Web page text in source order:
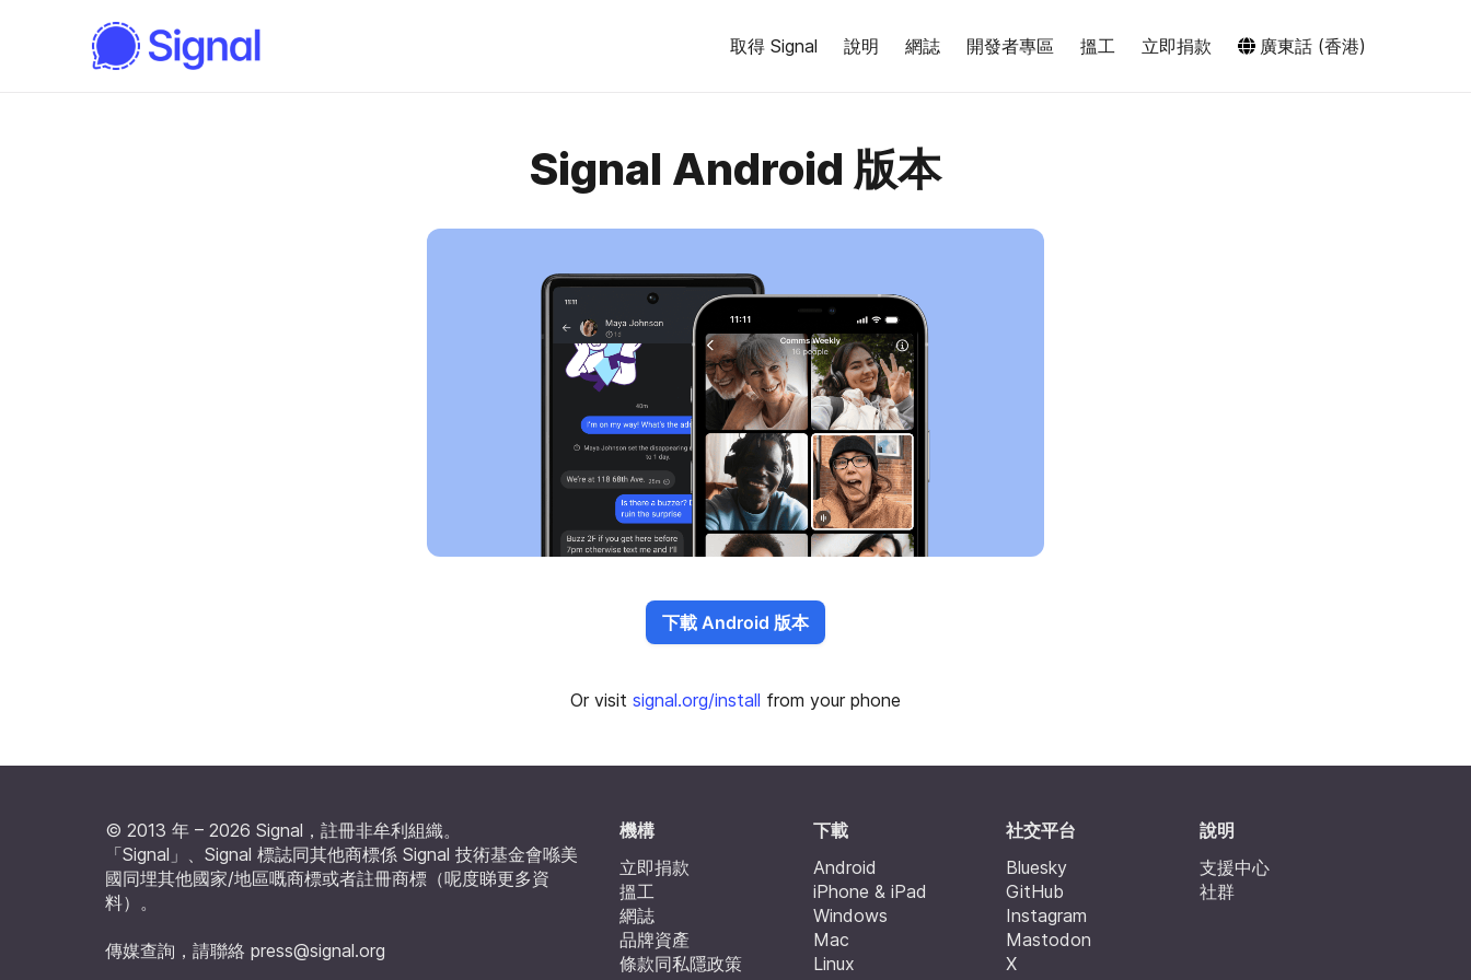
取得 Signal 說明 網誌 開發者專區 搵工 立即捐款 廣東話 (香港)
Signal Android 版本
下載 Android 版本
Or visit signal.org/install from your phone
© 2013 年 – 2026 Signal，註冊非牟利組織。
「Signal」、Signal 標誌同其他商標係 Signal 技術基金會喺美
國同埋其他國家/地區嘅商標或者註冊商標（呢度睇更多資
料）。
傳媒查詢，請聯絡 press@signal.org
機構
立即捐款
搵工
網誌
品牌資產
條款同私隱政策
下載
Android
iPhone & iPad
Windows
Mac
Linux
社交平台
Bluesky
GitHub
Instagram
Mastodon
X
說明
支援中心
社群